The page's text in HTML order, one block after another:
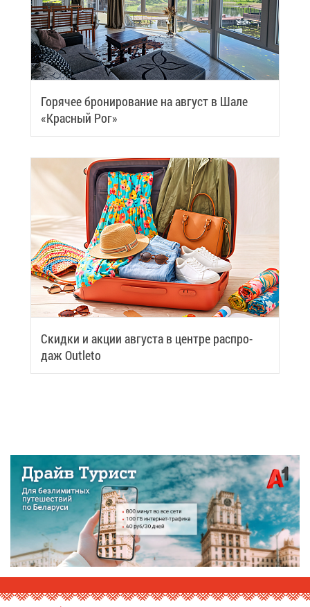
Го­ря­чее бро­ни­ро­ва­ние на ав­густ в Ша­ле
«Крас­ный Рог»
Скид­ки и ак­ции ав­гу­ста в цен­тре рас­про­
даж Outleto